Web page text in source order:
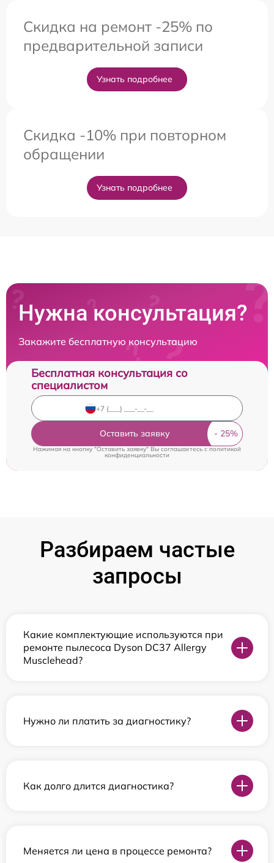
Скидка на ремонт -25% по
предварительной записи
Узнать подробнее
Скидка -10% при повторном
обращении
Узнать подробнее
Нужна консультация?
Закажите бесплатную консультацию
Бесплатная консультация со
специалистом
Оставить заявку
Нажимая на кнопку "Оставить заявку" Вы соглашаетесь cполитикой
конфиденциальности
Разбираем частые
запросы
Какие комплектующие используются при
ремонте пылесоса Dyson DC37 Allergy
Musclehead?
Нужно ли платить за диагностику?
Как долго длится диагностика?
Меняется ли цена в процессе ремонта?